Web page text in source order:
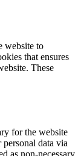
website to
that ensures
These
for the website
data via